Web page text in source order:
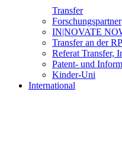
Transfer
Forschungspartner
IN|NOVATE
Transfer an der
Referat Transfer,
Patent- und
Kinder-Uni
International